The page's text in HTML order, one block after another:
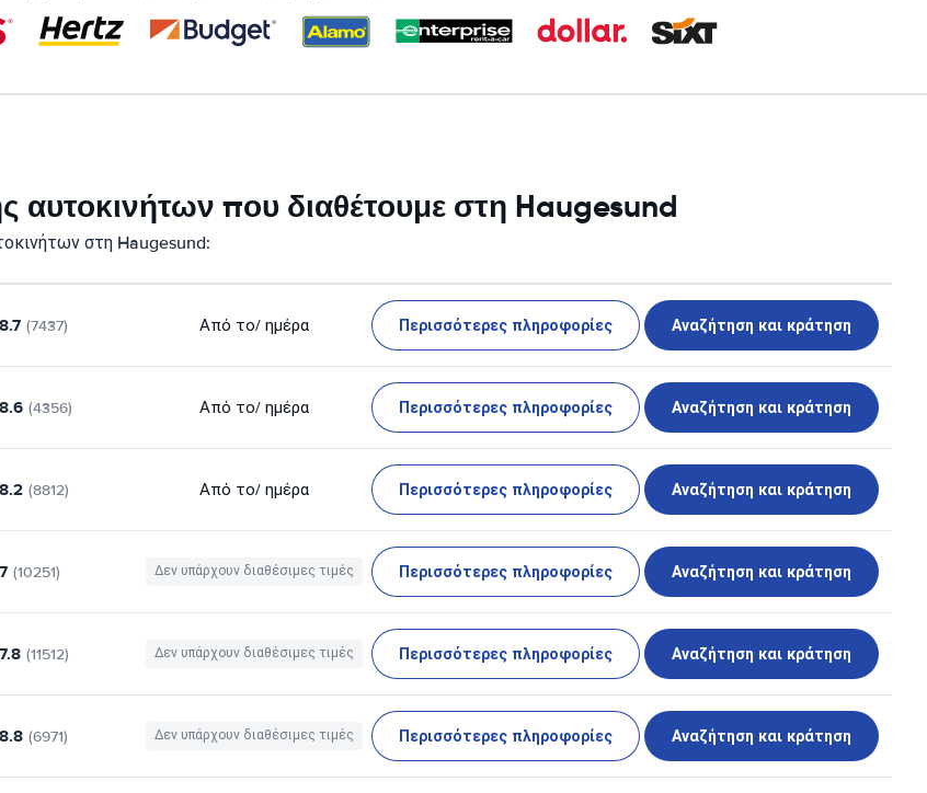
αυτοκινήτων που διαθέτουμε στη Haugesund
στη Haugesund:
8.7 (7437) Από το/ ημέρα Περισσότερες πληροφορίες Αναζήτηση και κράτηση
8.6 (4356) Από το/ ημέρα Περισσότερες πληροφορίες Αναζήτηση και κράτηση
8.2 (8812) Από το/ ημέρα Περισσότερες πληροφορίες Αναζήτηση και κράτηση
7 (10251) Δεν υπάρχουν διαθέσιμες τιμές Περισσότερες πληροφορίες Αναζήτηση και κράτηση
7.8 (11512) Δεν υπάρχουν διαθέσιμες τιμές Περισσότερες πληροφορίες Αναζήτηση και κράτηση
8.8 (6971) Δεν υπάρχουν διαθέσιμες τιμές Περισσότερες πληροφορίες Αναζήτηση και κράτηση